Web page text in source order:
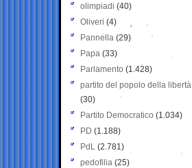
olimpiadi (40)
Oliveri (4)
Pannella (29)
Papa (33)
Parlamento (1.428)
partito del popolo della libertà
(30)
Partito Democratico (1.034)
PD (1.188)
PdL (2.781)
pedofilia (25)